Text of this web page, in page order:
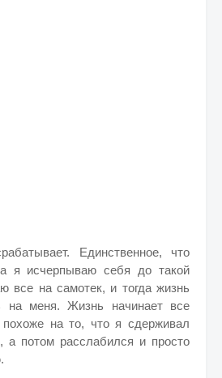
Единственное, что
я исчерпываю себя до такой
все на самотек, и тогда жизнь
на меня. Жизнь начинает все
на то, что я сдерживал
а потом расслабился и просто